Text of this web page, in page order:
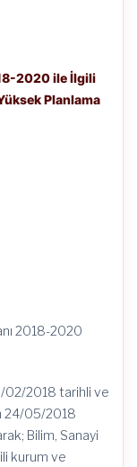
2020 ile İlgili
Planlama
2018-2020
02/2018 tarihli ve
24/05/2018
Bilim, Sanayi
kurum ve